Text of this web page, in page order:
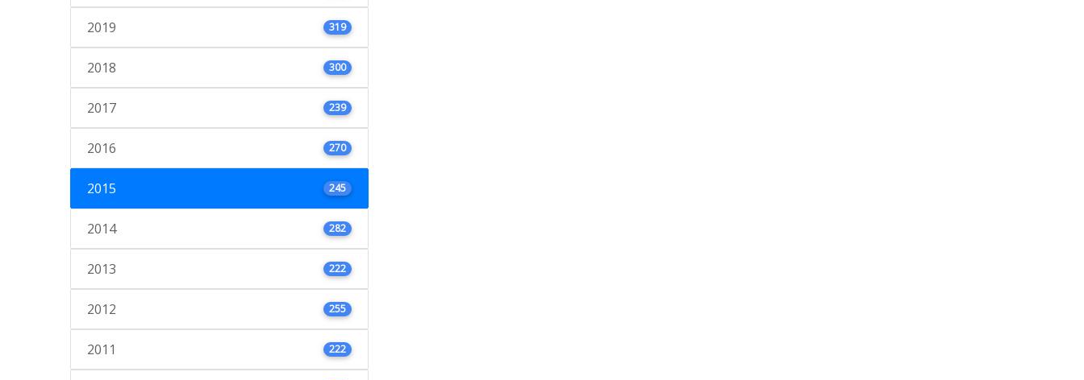
2019 319
2018 300
2017 239
2016 270
2015 245
2014 282
2013 222
2012 255
2011 222